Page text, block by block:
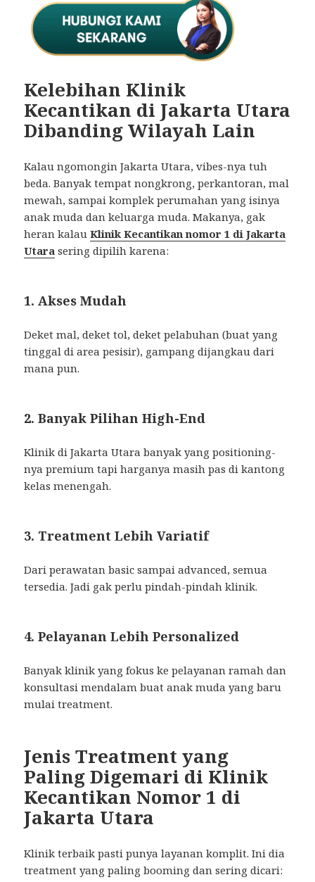
Kelebihan Klinik
Kecantikan di Jakarta Utara
Dibanding Wilayah Lain
Kalau ngomongin Jakarta Utara, vibes-nya tuh
beda. Banyak tempat nongkrong, perkantoran, mal
mewah, sampai komplek perumahan yang isinya
anak muda dan keluarga muda. Makanya, gak
heran kalauKlinik Kecantikan nomor 1 di Jakarta
Utara sering dipilih karena:
1. Akses Mudah
Deket mal, deket tol, deket pelabuhan (buat yang
tinggal di area pesisir), gampang dijangkau dari
mana pun.
2. Banyak Pilihan High-End
Klinik di Jakarta Utara banyak yang positioning-
nya premium tapi harganya masih pas di kantong
kelas menengah.
3. Treatment Lebih Variatif
Dari perawatan basic sampai advanced, semua
tersedia. Jadi gak perlu pindah-pindah klinik.
4. Pelayanan Lebih Personalized
Banyak klinik yang fokus ke pelayanan ramah dan
konsultasi mendalam buat anak muda yang baru
mulai treatment.
Jenis Treatment yang
Paling Digemari di Klinik
Kecantikan Nomor 1 di
Jakarta Utara
Klinik terbaik pasti punya layanan komplit. Ini dia
treatment yang paling booming dan sering dicari: